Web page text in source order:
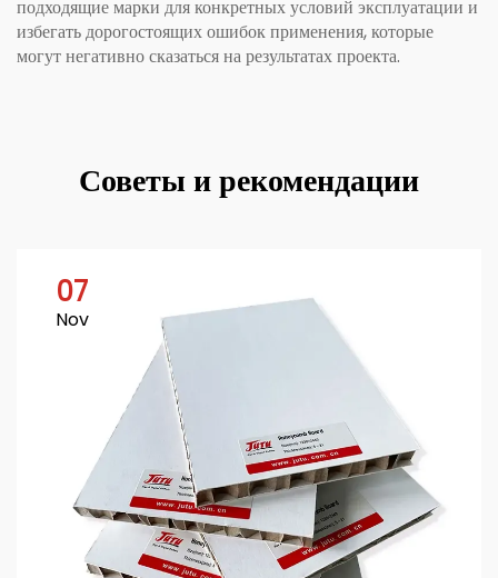
подходящие марки для конкретных условий эксплуатации и
избегать дорогостоящих ошибок применения, которые
могут негативно сказаться на результатах проекта.
Советы и рекомендации
07
Nov